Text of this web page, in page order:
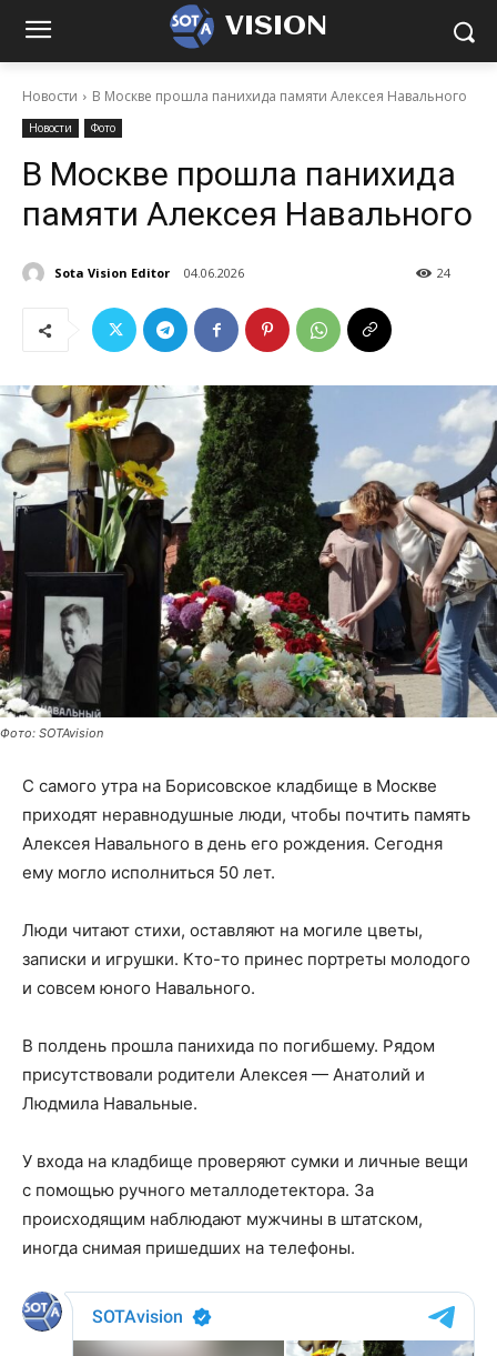
VISION
Новости В Москве прошла панихида памяти Алексея Навального
Новости Фото
В Москве прошла панихида
памяти Алексея Навального
Sota Vision Editor 04.06.2026 24
Фото: SOTAvision
С самого утра на Борисовское кладбище в Москве
приходят неравнодушные люди, чтобы почтить память
Алексея Навального в день его рождения. Сегодня
ему могло исполниться 50 лет.
Люди читают стихи, оставляют на могиле цветы,
записки и игрушки. Кто-то принес портреты молодого
и совсем юного Навального.
В полдень прошла панихида по погибшему. Рядом
присутствовали родители Алексея — Анатолий и
Людмила Навальные.
У входа на кладбище проверяют сумки и личные вещи
с помощью ручного металлодетектора. За
происходящим наблюдают мужчины в штатском,
иногда снимая пришедших на телефоны.